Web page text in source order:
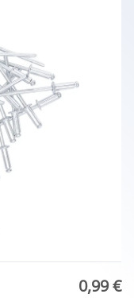
0,99 €